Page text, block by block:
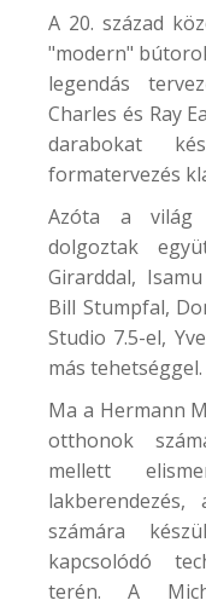
A 20. század
"modern"
legendás
Charles és Ray
darabokat
formatervezés
Azóta a világ
dolgoztak
Girarddal,
Bill Stumpfal,
Studio 7.5-el,
más tehetséggel.
Ma a Hermann
otthonok
mellett
lakberendezés,
számára
kapcsolódó
terén. A